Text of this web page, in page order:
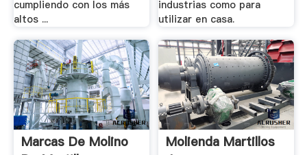
cumpliendo con los más
altos ...
industrias como para
utilizar en casa.
Marcas De Molino
Molienda Martillos